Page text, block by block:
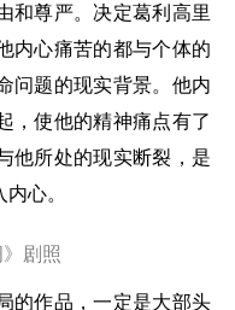
和尊严。决定葛利高里
内心痛苦的都与个体的
问题的现实背景。他内
，使他的精神痛点有了
他所处的现实断裂，是
心。
剧照
作品，一定是大部头